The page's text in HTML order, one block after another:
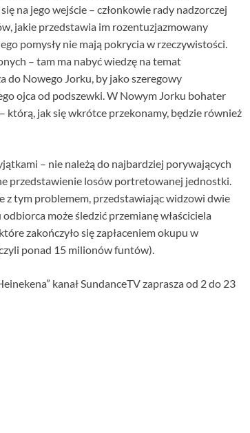
na jego wejście – członkowie rady nadzorczej
jakie przedstawia im rozentuzjazmowany
pomysły nie mają pokrycia w rzeczywistości.
– tam ma nabyć wiedzę na temat
do Nowego Jorku, by jako szeregowy
ojca od podszewki. W Nowym Jorku bohater
którą, jak się wkrótce przekonamy, będzie również
– nie należą do najbardziej porywających
przedstawienie losów portretowanej jednostki.
z tym problemem, przedstawiając widzowi dwie
może śledzić przemianę właściciela
zakończyło się zapłaceniem okupu w
ponad 15 milionów funtów).
kanał SundanceTV zaprasza od 2 do 23